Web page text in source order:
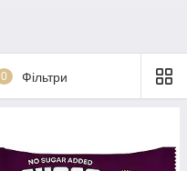
0 Фільтри